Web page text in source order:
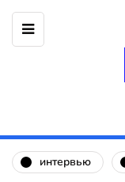
интервью